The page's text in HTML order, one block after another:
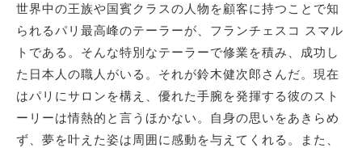
世界中の王族や国賓クラスの人物を顧客に持つことで知
られるパリ最高峰のテーラーが、フランチェスコ スマル
トである。そんな特別なテーラーで修業を積み、成功し
た日本人の職人がいる。それが鈴木健次郎さんだ。現在
はパリにサロンを構え、優れた手腕を発揮する彼のスト
ーリーは情熱的と言うほかない。自身の思いをあきらめ
ず、夢を叶えた姿は周囲に感動を与えてくれる。また、